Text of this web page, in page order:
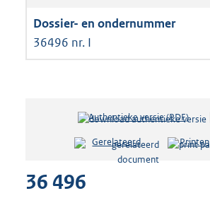
36496 nr. I
Authentieke versie (PDF)b
s
Gerelateerd Printen
36 496